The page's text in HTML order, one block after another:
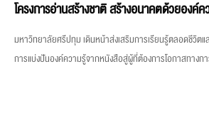
โครงการอ่านสร้างชาติ สร้างอนาคตด้วยองค์ค
มหาวิทยาลัยศรีปทุม เดินหน้าส่งเสริมการเรียนรู้ตลอดชีวิต
การแบ่งปันองค์ความรู้จากหนังสือสู่ผู้ที่ต้องการโอกาสทางก